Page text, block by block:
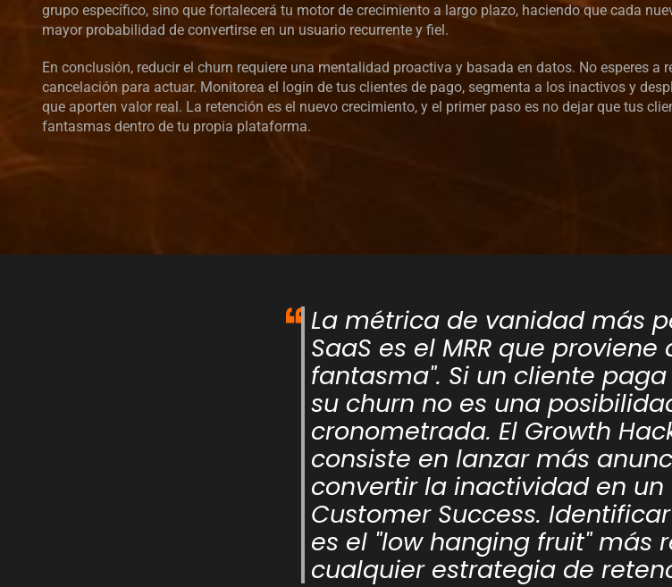
grupo específico, sino que fortalecerá tu motor de crecimiento a largo plazo, haciendo que cada
mayor probabilidad de convertirse en un usuario recurrente y fiel.
En conclusión, reducir el churn requiere una mentalidad proactiva y basada en datos. No esperes a
cancelación para actuar. Monitorea el login de tus clientes de pago, segmenta a los inactivos y
que aporten valor real. La retención es el nuevo crecimiento, y el primer paso es no dejar que tus
fantasmas dentro de tu propia plataforma.
La métrica de vanidad más
SaaS es el MRR que proviene
fantasma". Si un cliente
su churn no es una
cronometrada. El Growth
consiste en lanzar más
convertir la inactividad en
Customer Success.
es el "low hanging fruit" más
cualquier estrategia de